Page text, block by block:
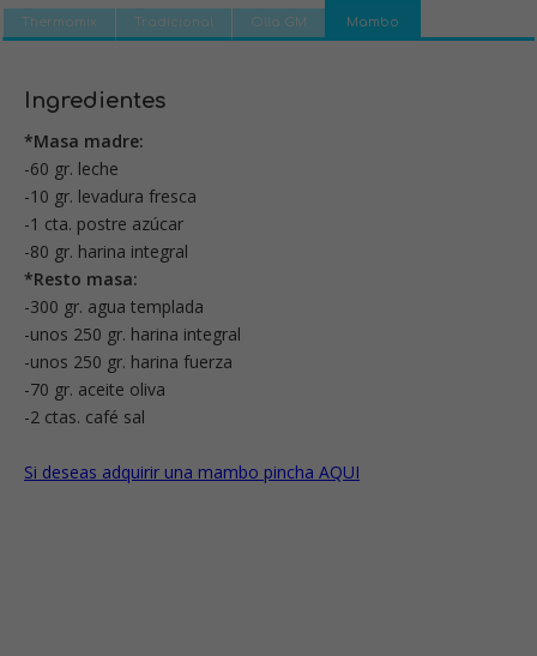
Thermomix Tradicional Olla GM Mambo
Ingredientes
*Masa madre:
-60 gr. leche
-10 gr. levadura fresca
-1 cta. postre azúcar
-80 gr. harina integral
*Resto masa:
-300 gr. agua templada
-unos 250 gr. harina integral
-unos 250 gr. harina fuerza
-70 gr. aceite oliva
-2 ctas. café sal
Si deseas adquirir una mambo pincha AQUI